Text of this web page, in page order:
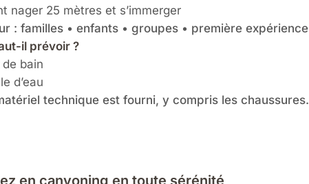
nager 25 mètres et s’immerger
: familles • enfants • groupes • première expérience
il prévoir ?
bain
d’eau
technique est fourni, y compris les chaussures.
en canyoning en toute sérénité